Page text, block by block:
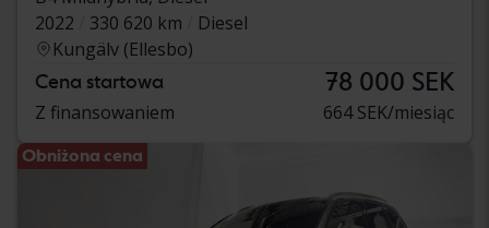
2022
330 620 km
Diesel
Kungälv (Ellesbo)
Cena startowa 78 000 SEK
Z finansowaniem 664 SEK/miesiąc
Obniżona cena